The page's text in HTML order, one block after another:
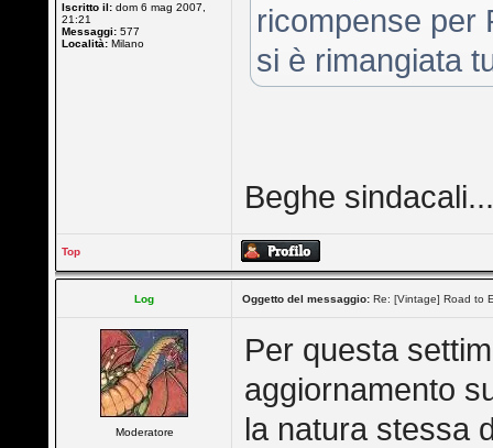
Iscritto il: dom 6 mag 2007,
21:21
Messaggi: 577
Località: Milano
ricompense per
si è rimangiata
Beghe
Top
Log Oggetto del messaggio: Re: [Vintage] Road to
Moderatore
Per questa
aggiornamento
la natura stessa